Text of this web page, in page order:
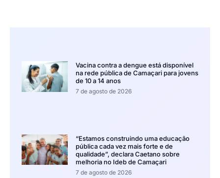
Vacina contra a dengue está disponível
na rede pública de Camaçari para jovens
de 10 a 14 anos
7 de agosto de 2026
“Estamos construindo uma educação
pública cada vez mais forte e de
qualidade”, declara Caetano sobre
melhoria no Ideb de Camaçari
7 de agosto de 2026